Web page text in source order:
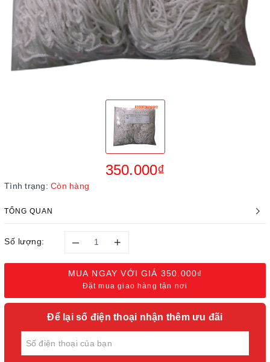
350.000₫
Tình trạng: Còn hàng
TỔNG QUAN
Số lượng: – +
MUA NGAY VỚI GIÁ 350.000₫
Đặt mua giao hàng tận nơi
Để lại số điện thoại nhận thêm ưu đãi